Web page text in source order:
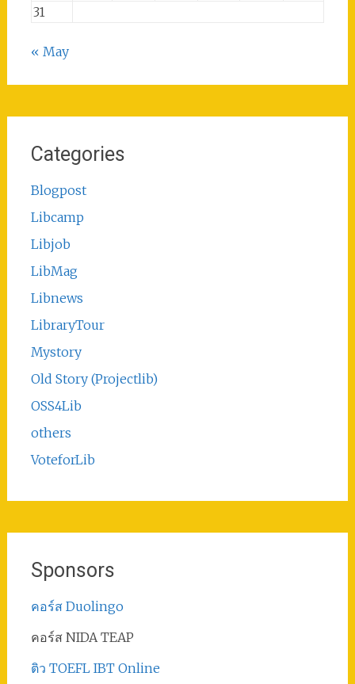
31
« May
Categories
Blogpost
Libcamp
Libjob
LibMag
Libnews
LibraryTour
Mystory
Old Story (Projectlib)
OSS4Lib
others
VoteforLib
Sponsors
คอร์ส Duolingo
คอร์ส NIDA TEAP
ติว TOEFL IBT Online